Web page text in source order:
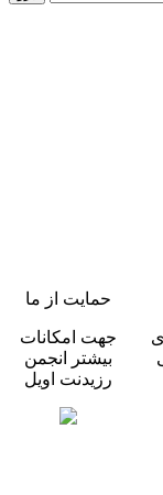
حمایت از ما
جهت امکانات
بیشتر انجمن
رزیدنت اویل